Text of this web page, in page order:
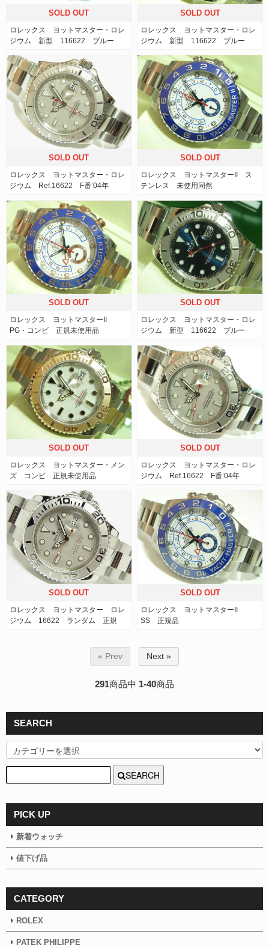
SOLD OUT
ロレックス ヨットマスター・ロレ
ジウム 新型 116622 ブルー
SOLD OUT
ロレックス ヨットマスター・ロレ
ジウム 新型 116622 ブルー
SOLD OUT
ロレックス ヨットマスター・ロレ
ジウム Ref.16622 F番’04年
SOLD OUT
ロレックス ヨットマスターII ス
テンレス 未使用同然
SOLD OUT
ロレックス ヨットマスターII
PG・コンビ 正規未使用品
SOLD OUT
ロレックス ヨットマスター・ロレ
ジウム 新型 116622 ブルー
SOLD OUT
ロレックス ヨットマスター・メン
ズ コンビ 正規未使用品
SOLD OUT
ロレックス ヨットマスター・ロレ
ジウム Ref.16622 F番’04年
SOLD OUT
ロレックス ヨットマスター ロレ
ジウム 16622 ランダム 正規
SOLD OUT
ロレックス ヨットマスターII
SS 正規品
« Prev Next »
291商品中 1-40商品
SEARCH
SEARCH
PICK UP
新着ウォッチ
値下げ品
CATEGORY
ROLEX
PATEK PHILIPPE